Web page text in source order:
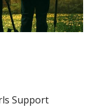
Support